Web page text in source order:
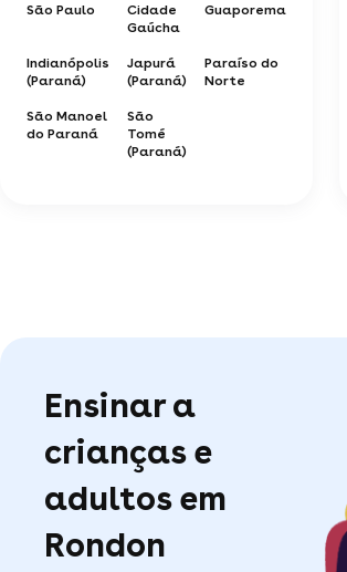
São Paulo
Cidade
Gaúcha
Guaporema
Indianópolis
(Paraná)
Japurá
(Paraná)
Paraíso do
Norte
São Manoel
do Paraná
São
Tomé
(Paraná)
Ensinar a
crianças e
adultos em
Rondon